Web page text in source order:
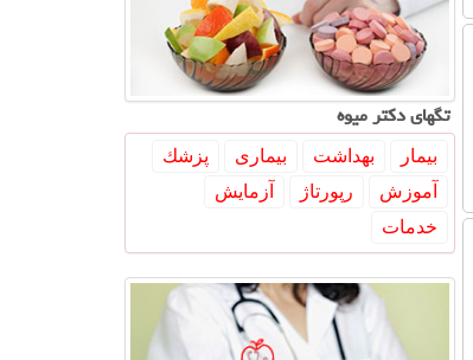
تگهای دكتر میوه
بیمار بهداشت بیماری
پزشك
آموزش
رپورتاژ
آزمایش
خدمات